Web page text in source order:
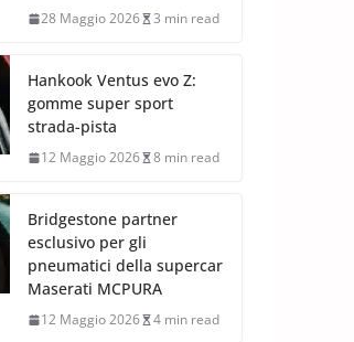
28 Maggio 2026 3 min read
Hankook Ventus evo Z:
gomme super sport
strada-pista
12 Maggio 2026 8 min read
Bridgestone partner
esclusivo per gli
pneumatici della supercar
Maserati MCPURA
12 Maggio 2026 4 min read